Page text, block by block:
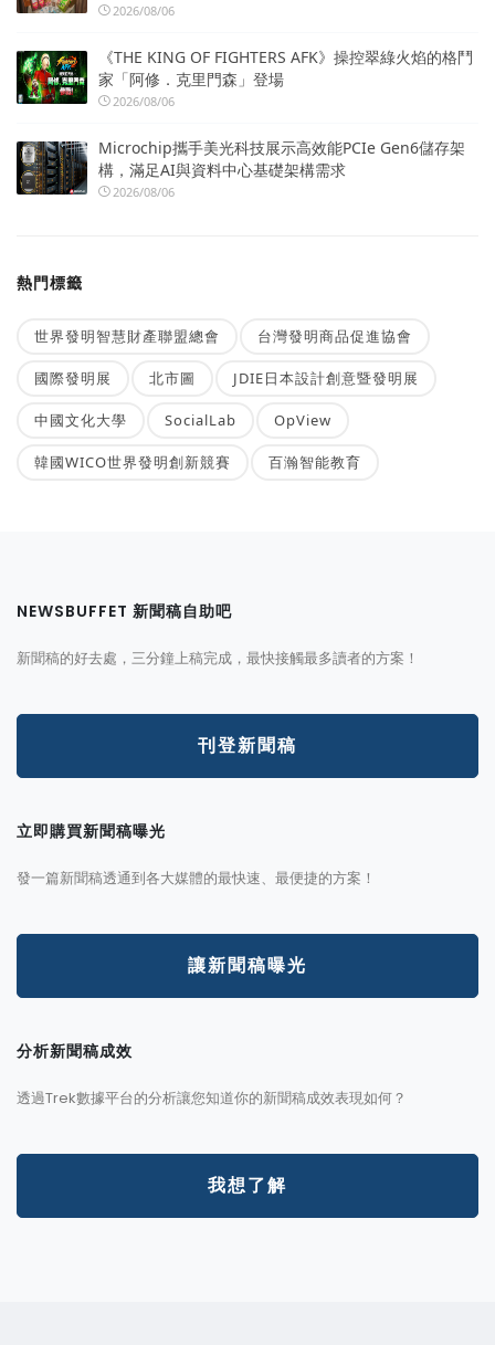
2026/08/06
《THE KING OF FIGHTERS AFK》操控翠綠火焰的格鬥
家「阿修．克里門森」登場
2026/08/06
Microchip攜手美光科技展示高效能PCIe Gen6儲存架
構，滿足AI與資料中心基礎架構需求
2026/08/06
熱門標籤
世界發明智慧財產聯盟總會 台灣發明商品促進協會
國際發明展 北市圖 JDIE日本設計創意暨發明展
中國文化大學 SocialLab OpView
韓國WICO世界發明創新競賽 百瀚智能教育
NEWSBUFFET 新聞稿自助吧
新聞稿的好去處，三分鐘上稿完成，最快接觸最多讀者的方案！
刊登新聞稿
立即購買新聞稿曝光
發一篇新聞稿透通到各大媒體的最快速、最便捷的方案！
讓新聞稿曝光
分析新聞稿成效
透過Trek數據平台的分析讓您知道你的新聞稿成效表現如何？
我想了解